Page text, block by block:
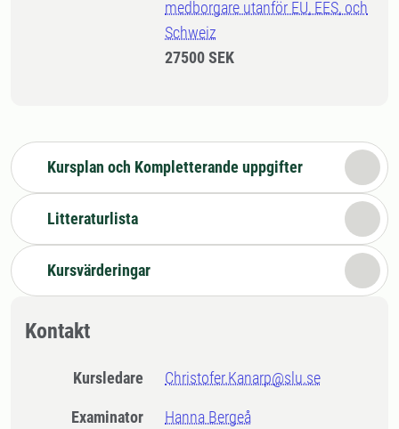
medborgare utanför EU, EES, och
Schweiz
27500 SEK
Kursplan och Kompletterande uppgifter
Litteraturlista
Kursvärderingar
Kontakt
Kursledare Christofer.Kanarp@slu.se
Examinator Hanna Bergeå